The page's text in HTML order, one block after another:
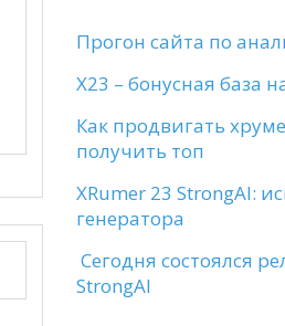
Прогон сайта по
X23 – бонусная база
Как продвигать
получить топ
XRumer 23 StrongAI:
генератора
Сегодня состоялся
StrongAI